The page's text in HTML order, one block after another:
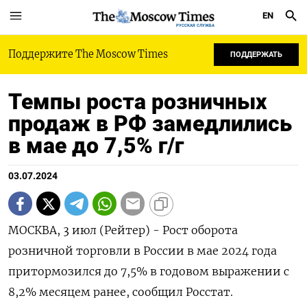
РУССКАЯ СЛУЖБА
EN
Поддержите The Moscow Times ПОДДЕРЖАТЬ
Темпы роста розничных
продаж в РФ замедлились
в мае до 7,5% г/г
03.07.2024
МОСКВА, 3 июл (Рейтер) - Рост оборота
розничной торговли в России в мае 2024 года
притормозился до 7,5% в годовом выражении с
8,2% месяцем ранее, сообщил Росстат.